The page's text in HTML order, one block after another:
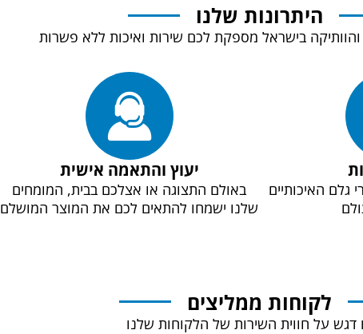
היתרונות שלנו
גלם האיכותיים
יעוץ והתאמה אישית
באולם התצוגה או אצלכם בבית, המומחים
שלנו ישמחו להתאים לכם את המוצר המושלם
לקוחות ממליצים
דגש על חווית השירות של הלקוחות שלנו